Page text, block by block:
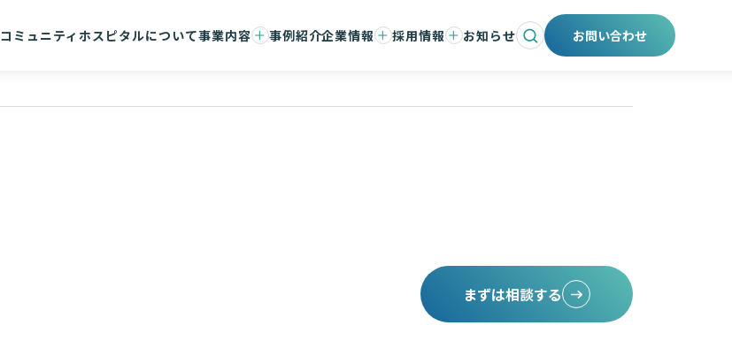
コミュニティホスピタルについて事業内容
事例紹介企業情報
採用情報
お知らせ お問い合わせ
まずは相談する